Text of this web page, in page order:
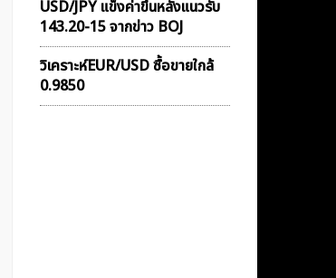
USD/JPY แข็งค่าขึ้นหลังแนวรับ
143.20-15 จากข่าว BOJ
วิเคราะห์EUR/USD ซื้อขายใกล้
0.9850